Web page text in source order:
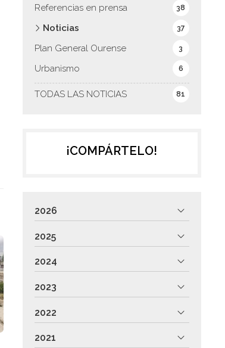
TODAS LAS NOTICIAS 81
Referencias en prensa 38
Noticias 37
Plan General Ourense 3
Urbanismo 6
¡COMPÁRTELO!
2026
2025
2024
2023
2022
2021